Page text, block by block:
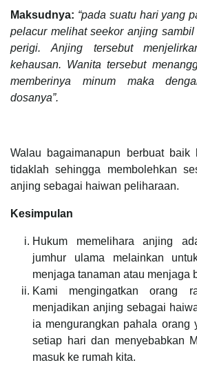
Maksudnya: “pada suatu hari yang
pelacur melihat seekor anjing
perigi. Anjing tersebut
kehausan. Wanita tersebut
memberinya minum maka
dosanya”.
Walau bagaimanapun berbuat baik
tidaklah sehingga membolehkan
anjing sebagai haiwan peliharaan.
Kesimpulan
Hukum memelihara anjing
jumhur ulama melainkan
menjaga tanaman atau menjaga
Kami mengingatkan orang
menjadikan anjing sebagai
ia mengurangkan pahala orang
setiap hari dan menyebabkan
masuk ke rumah kita.